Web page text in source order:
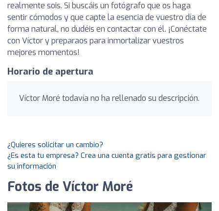
realmente sois. Si buscáis un fotógrafo que os haga
sentir cómodos y que capte la esencia de vuestro día de
forma natural, no dudéis en contactar con él. ¡Conéctate
con Víctor y preparaos para inmortalizar vuestros
mejores momentos!
Horario de apertura
Víctor Moré todavía no ha rellenado su descripción.
¿Quieres solicitar un cambio?
¿Es esta tu empresa? Crea una cuenta gratis para gestionar
su información
Fotos de Víctor Moré